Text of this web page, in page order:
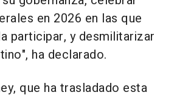
en 2026 en las que
participar, y desmilitarizar
ha declarado.
que ha trasladado esta